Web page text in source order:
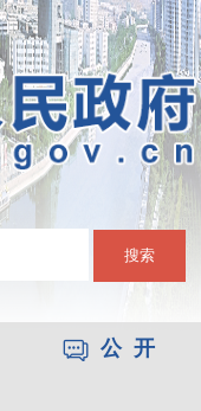
搜索
公 开